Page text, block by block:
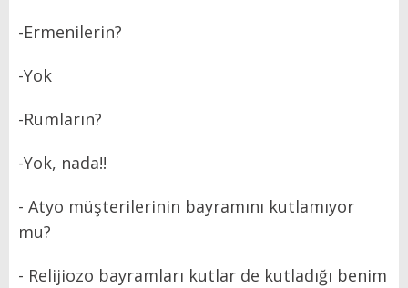
-Ermenilerin?
-Yok
-Rumların?
-Yok, nada!!
- Atyo müşterilerinin bayramını kutlamıyor
mu?
- Relijiozo bayramları kutlar de kutladığı benim